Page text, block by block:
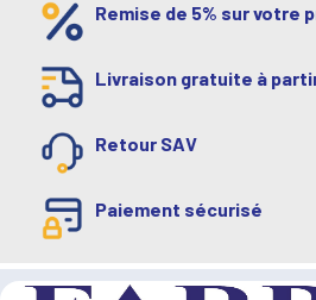
Remise de 5% sur votre
Livraison gratuite à
Retour SAV
Paiement sécurisé